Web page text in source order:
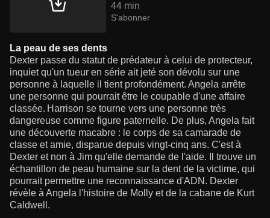
44 min
S'abonner
La peau de ses dents
Dexter passe du statut de prédateur à celui de protecteur,
inquiet qu'un tueur en série ait jeté son dévolu sur une
personne à laquelle il tient profondément. Angela arrête
une personne qui pourrait être le coupable d'une affaire
classée. Harrison se tourne vers une personne très
dangereuse comme figure paternelle. De plus, Angela fait
une découverte macabre : le corps de sa camarade de
classe et amie, disparue depuis vingt-cinq ans. C'est à
Dexter et non à Jim qu'elle demande de l'aide. Il trouve un
échantillon de peau humaine sur la dent de la victime, qui
pourrait permettre une reconnaissance d'ADN. Dexter
révèle à Angela l'histoire de Molly et de la cabane de Kurt
Caldwell.